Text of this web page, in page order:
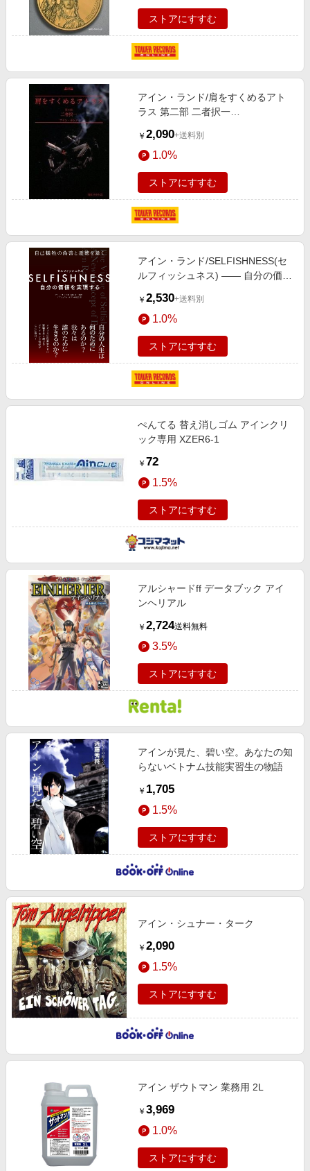
ストアにすすむ
アイン・ランド/肩をすくめるアト
ラス 第二部 二者択一
￥ 2,090+送料別
1.0%
ストアにすすむ
アイン・ランド/SELFISHNESS(セ
ルフィッシュネス) ―― 自分の価値
￥ 2,530+送料別
1.0%
ストアにすすむ
ぺんてる 替え消しゴム アインクリ
ック専用 XZER6-1
￥ 72
1.5%
ストアにすすむ
アルシャードff データブック アイ
ンヘリアル
￥ 2,724送料無料
3.5%
ストアにすすむ
アインが見た、碧い空。あなたの知
らないベトナム技能実習生の物語
￥ 1,705
1.5%
ストアにすすむ
アイン・シュナー・ターク
￥ 2,090
1.5%
ストアにすすむ
アイン ザウトマン 業務用 2L
￥ 3,969
1.0%
ストアにすすむ